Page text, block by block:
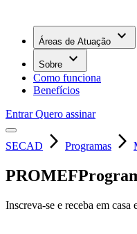
Áreas de Atuação keyboard_arrow_down
Sobre keyboard_arrow_down
Como funciona
Benefícios
EntrarQuero assinar
SECAD arrow_forward_ios Programas arrow_forward_ios
PROMEF
Inscreva-se e receba em